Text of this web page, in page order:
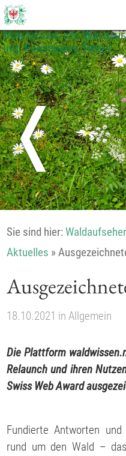
Vereinigung der
und Forstwarte Tirols
❬
Sie sind hier:
Aktuelles »
18.10.2021 inAllgemein
Die Plattform
Relaunch und ihren
Swiss Web Award
Fundierte Antworten
rund um den Wald –